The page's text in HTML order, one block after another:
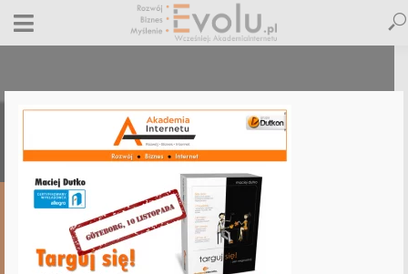
targuj-sie-szkolenie-negocjacje
26 października 2018 Dodaj komentarz Maciej Dutko